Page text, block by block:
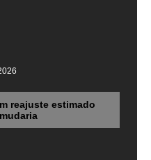
reajuste estimado